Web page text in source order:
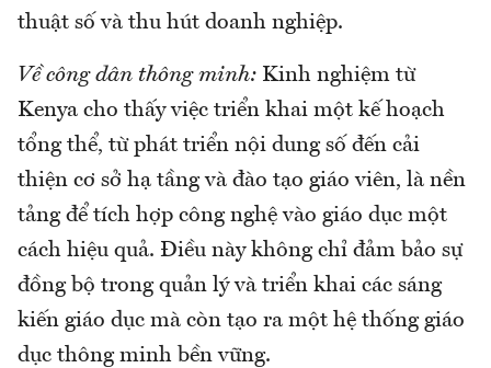
thuật số và thu hút doanh nghiệp.
Về công dân thông minh: Kinh nghiệm từ
Kenya cho thấy việc triển khai một kế hoạch
tổng thể, từ phát triển nội dung số đến cải
thiện cơ sở hạ tầng và đào tạo giáo viên, là nền
tảng để tích hợp công nghệ vào giáo dục một
cách hiệu quả. Điều này không chỉ đảm bảo sự
đồng bộ trong quản lý và triển khai các sáng
kiến giáo dục mà còn tạo ra một hệ thống giáo
dục thông minh bền vững.